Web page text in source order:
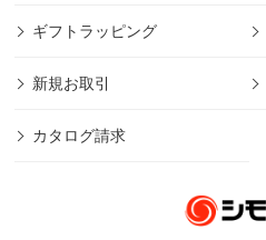
ギフトラッピング
新規お取引
カタログ請求